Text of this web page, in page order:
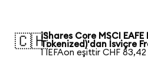
🇨🇭iShares Core MSCI EAFE
Tokenized)'dan İsviçre
1 IEFAon eşittir CHF 83,42